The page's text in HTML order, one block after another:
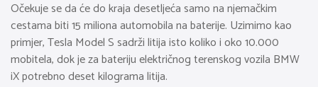
Očekuje se da će do kraja desetljeća samo na njemačkim
cestama biti 15 miliona automobila na baterije. Uzimimo kao
primjer, Tesla Model S sadrži litija isto koliko i oko 10.000
mobitela, dok je za bateriju električnog terenskog vozila BMW
iX potrebno deset kilograma litija.